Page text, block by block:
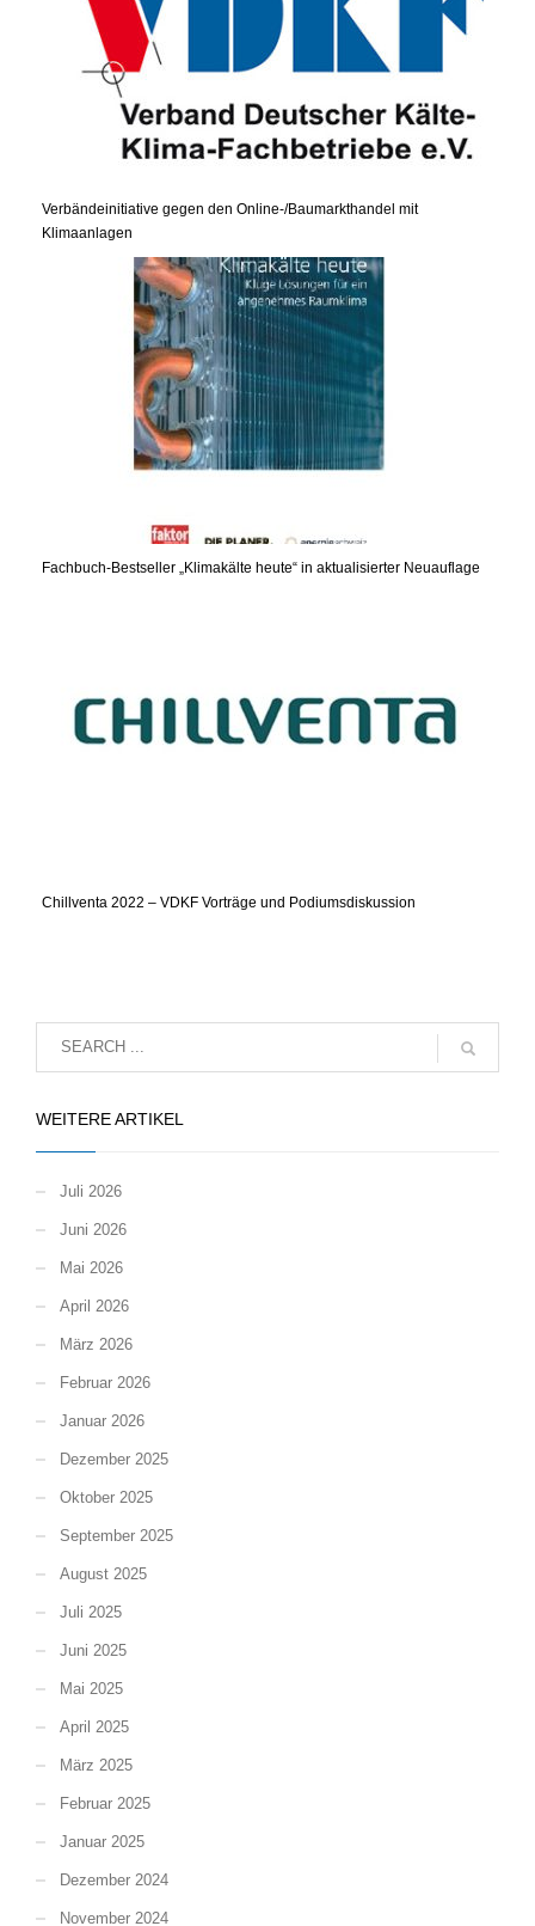
Verbändeinitiative gegen den Online-/Baumarkthandel mit
Klimaanlagen
Fachbuch-Bestseller „Klimakälte heute“ in aktualisierter Neuauflage
Chillventa 2022 – VDKF Vorträge und Podiumsdiskussion
WEITERE ARTIKEL
Juli 2026
Juni 2026
Mai 2026
April 2026
März 2026
Februar 2026
Januar 2026
Dezember 2025
Oktober 2025
September 2025
August 2025
Juli 2025
Juni 2025
Mai 2025
April 2025
März 2025
Februar 2025
Januar 2025
Dezember 2024
November 2024